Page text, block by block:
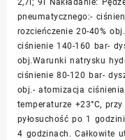
2,7l; 9l Nakładanie:
pneumatycznego:-
rozcieńczenie 20-40%
ciśnienie 140-160 bar-
obj.Warunki natrysku
ciśnienie 80-120 bar-
obj.- atomizacja
temperaturze +23°C,
pyłosuchość po 1
4 godzinach. Całkowite